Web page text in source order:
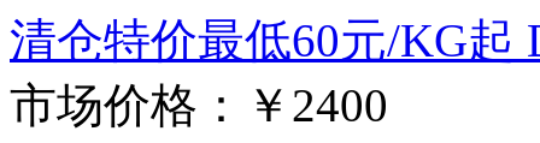
清仓特价最低60元/KG起
市场价格：
￥2400